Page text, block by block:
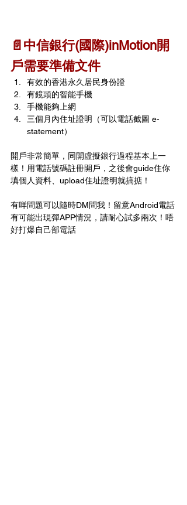
📄中信銀行(國際)inMotion開
戶需要準備文件
有效的香港永久居民身份證
有鏡頭的智能手機
手機能夠上網
三個月內住址證明（可以電話截圖 e-
statement）
開戶非常簡單，同開虛擬銀行過程基本上一
樣！用電話號碼註冊開戶，之後會guide住你
填個人資料、upload住址證明就搞掂！
有咩問題可以隨時DM問我！留意Android電話
有可能出現彈APP情況，請耐心試多兩次！唔
好打爆自己部電話